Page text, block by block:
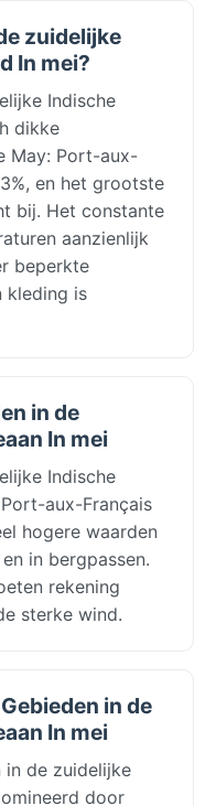
zuidelijke
In mei?
Indische
dikke
May: Port-aux-
en het grootste
bij. Het constante
aanzienlijk
beperkte
kleding is
in de
In mei
Indische
aux-Français
hogere waarden
in bergpassen.
rekening
sterke wind.
in de
In mei
in de zuidelijke
door